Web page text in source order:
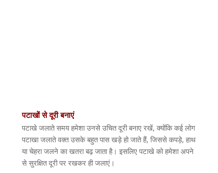
पटाखोंसेदूरीबनाएं
पटाखे जलाते समय हमेशा उनसे उचित दूरी बनाए रखें, क्योंकि कई लोग
पटाखा जलाते वक्त उसके बहुत पास खड़े हो जाते हैं, जिससे कपड़े, हाथ
या चेहरा जलने का खतरा बढ़ जाता है। इसलिए पटाखे को हमेशा अपने
से सुरक्षित दूरी पर रखकर ही जलाएं।